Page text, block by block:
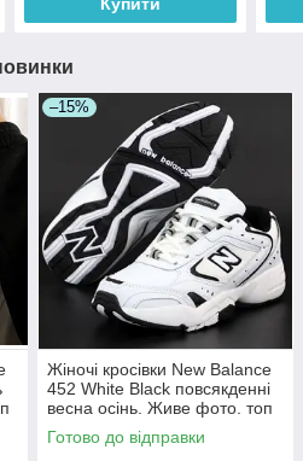
Купити
–15%
Жіночі кросівки New Balance
452 White Black повсякденні
весна осінь. Живе фото. топ
Готово до відправки